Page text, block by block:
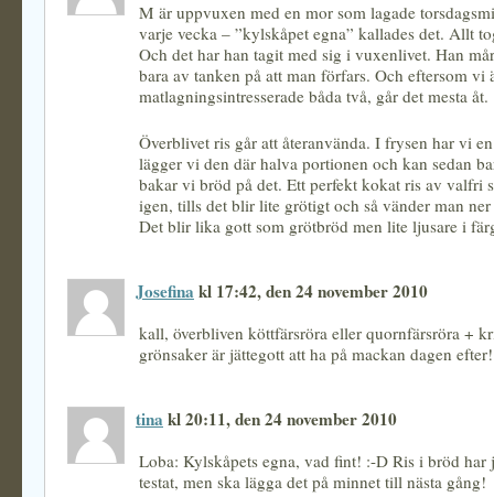
M är uppvuxen med en mor som lagade
varje vecka – ”kylskåpet egna” kallades det. Allt
Och det har han tagit med sig i vuxenlivet. Han
bara av tanken på att man förfars. Och eftersom vi
matlagningsintresserade båda två, går det mesta åt.
Överblivet ris går att återanvända. I frysen har vi
lägger vi den där halva portionen och kan sedan
bakar vi bröd på det. Ett perfekt kokat ris av valfri
igen, tills det blir lite grötigt och så vänder man
Det blir lika gott som grötbröd men lite ljusare i
Josefina kl 17:42, den 24 november 2010
kall, överbliven köttfärsröra eller quornfärsröra +
grönsaker är jättegott att ha på mackan dagen efter!
tina kl 20:11, den 24 november 2010
Loba: Kylskåpets egna, vad fint! :-D Ris i bröd har
testat, men ska lägga det på minnet till nästa gång!